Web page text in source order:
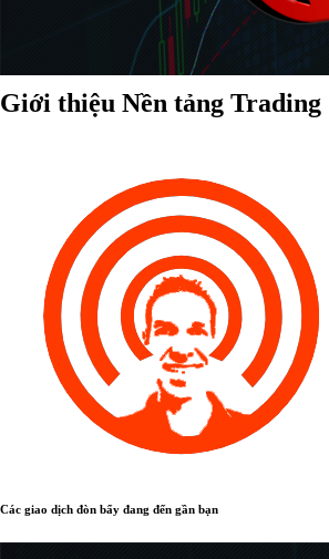
Giới thiệu Nền tảng
Các giao dịch đòn bẩy đang đến gần bạn